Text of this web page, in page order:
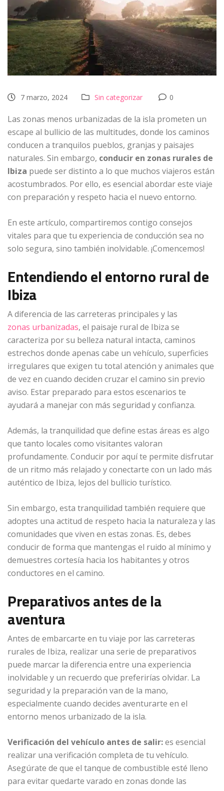
7 marzo, 2024 Sin categorizar 0
Las zonas menos urbanizadas de la isla prometen un
escape al bullicio de las multitudes, donde los caminos
conducen a tranquilos pueblos, granjas y paisajes
naturales. Sin embargo, conducir en zonas rurales de
Ibiza puede ser distinto a lo que muchos viajeros están
acostumbrados. Por ello, es esencial abordar este viaje
con preparación y respeto hacia el nuevo entorno.
En este artículo, compartiremos contigo consejos
vitales para que tu experiencia de conducción sea no
solo segura, sino también inolvidable. ¡Comencemos!
Entendiendo el entorno rural de
Ibiza
A diferencia de las carreteras principales y las
zonas urbanizadas, el paisaje rural de Ibiza se
caracteriza por su belleza natural intacta, caminos
estrechos donde apenas cabe un vehículo, superficies
irregulares que exigen tu total atención y animales que
de vez en cuando deciden cruzar el camino sin previo
aviso. Estar preparado para estos escenarios te
ayudará a manejar con más seguridad y confianza.
Además, la tranquilidad que define estas áreas es algo
que tanto locales como visitantes valoran
profundamente. Conducir por aquí te permite disfrutar
de un ritmo más relajado y conectarte con un lado más
auténtico de Ibiza, lejos del bullicio turístico.
Sin embargo, esta tranquilidad también requiere que
adoptes una actitud de respeto hacia la naturaleza y las
comunidades que viven en estas zonas. Es, debes
conducir de forma que mantengas el ruido al mínimo y
demuestres cortesía hacia los habitantes y otros
conductores en el camino.
Preparativos antes de la
aventura
Antes de embarcarte en tu viaje por las carreteras
rurales de Ibiza, realizar una serie de preparativos
puede marcar la diferencia entre una experiencia
inolvidable y un recuerdo que preferirías olvidar. La
seguridad y la preparación van de la mano,
especialmente cuando decides aventurarte en el
entorno menos urbanizado de la isla.
Verificación del vehículo antes de salir:es esencial
realizar una verificación completa de tu vehículo.
Asegúrate de que el tanque de combustible esté lleno
para evitar quedarte varado en zonas donde las